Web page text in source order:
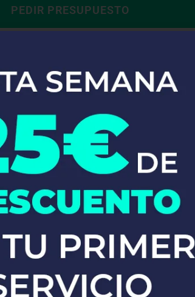
PEDIR PRESUPUESTO
en
defontanería profesional en Rojales